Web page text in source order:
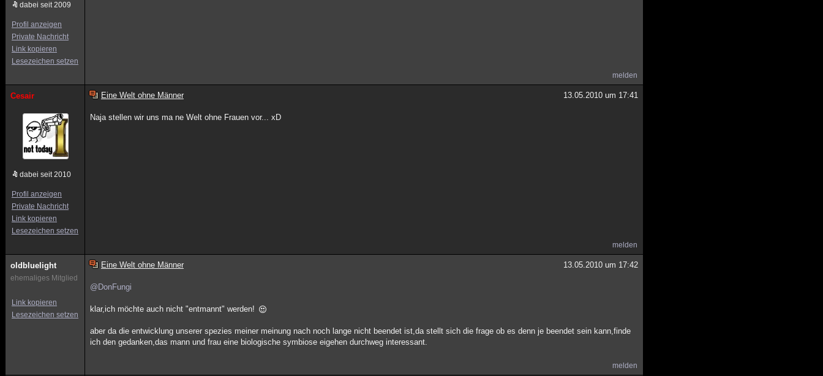
dabei seit 2009
Profil anzeigen
Private Nachricht
Link kopieren
Lesezeichen setzen
melden
Cesair
dabei seit 2010
Profil anzeigen
Private Nachricht
Link kopieren
Lesezeichen setzen
Eine Welt ohne Männer 13.05.2010 um 17:41
Naja stellen wir uns ma ne Welt ohne Frauen vor... xD
melden
oldbluelight
ehemaliges Mitglied
Link kopieren
Lesezeichen setzen
Eine Welt ohne Männer 13.05.2010 um 17:42
@DonFungi
klar,ich möchte auch nicht "entmannt" werden!
aber da die entwicklung unserer spezies meiner meinung nach noch lange nicht beendet ist,da stellt sich die frage ob es denn je beendet sein kann,finde
ich den gedanken,das mann und frau eine biologische symbiose eigehen durchweg interessant.
melden